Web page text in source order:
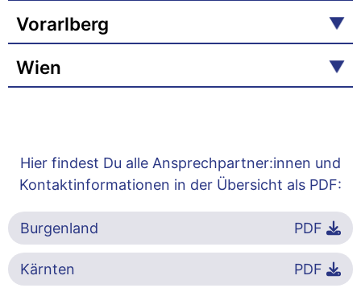
Vorarlberg
Wien
Hier findest Du alle Ansprechpartner:innen und
Kontaktinformationen in der Übersicht als PDF:
Burgenland PDF
Kärnten PDF